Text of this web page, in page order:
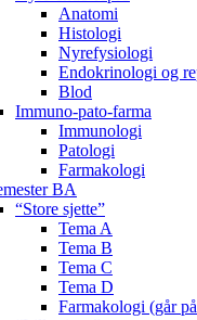
Anatomi
Histologi
Nyrefysiologi
Endokrinologi og
Blod
Immuno-pato-farma
Immunologi
Patologi
Farmakologi
BA
“Store sjette”
Tema A
Tema B
Tema C
Tema D
Farmakologi (går